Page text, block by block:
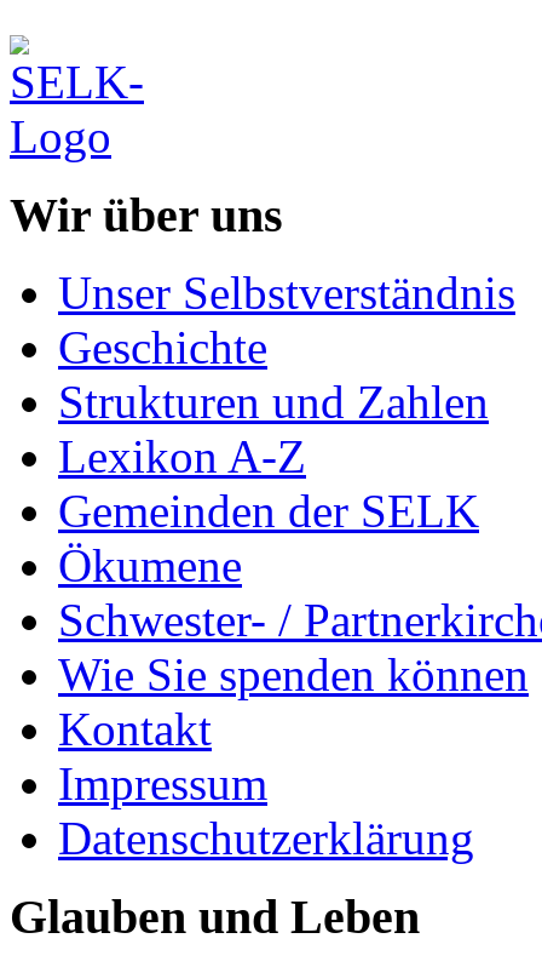
Wir über uns
Unser Selbstverständnis
Geschichte
Strukturen und Zahlen
Lexikon A-Z
Gemeinden der SELK
Ökumene
Schwester- /
Wie Sie spenden können
Kontakt
Impressum
Datenschutzerklärung
Glauben und Leben